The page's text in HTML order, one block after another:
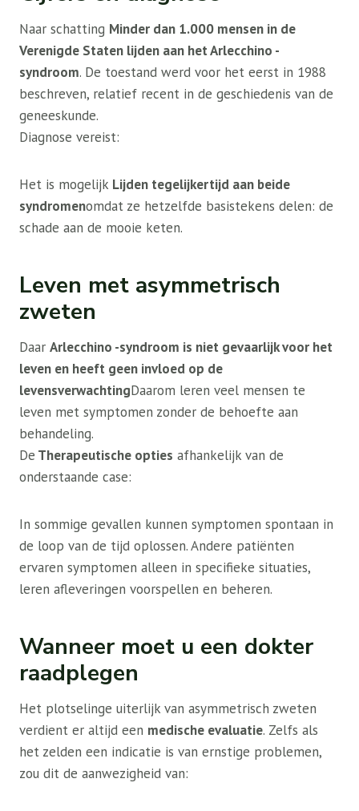
Naar schatting Minder dan 1.000 mensen in de
Verenigde Staten lijden aan het Arlecchino -
syndroom. De toestand werd voor het eerst in 1988
beschreven, relatief recent in de geschiedenis van de
geneeskunde.
Diagnose vereist:
Het is mogelijk Lijden tegelijkertijd aan beide
syndromenomdat ze hetzelfde basistekens delen: de
schade aan de mooie keten.
Leven met asymmetrisch
zweten
Daar Arlecchino -syndroom is niet gevaarlijk voor het
leven en heeft geen invloed op de
levensverwachtingDaarom leren veel mensen te
leven met symptomen zonder de behoefte aan
behandeling.
De Therapeutische opties afhankelijk van de
onderstaande case:
In sommige gevallen kunnen symptomen spontaan in
de loop van de tijd oplossen. Andere patiënten
ervaren symptomen alleen in specifieke situaties,
leren afleveringen voorspellen en beheren.
Wanneer moet u een dokter
raadplegen
Het plotselinge uiterlijk van asymmetrisch zweten
verdient er altijd een medische evaluatie. Zelfs als
het zelden een indicatie is van ernstige problemen,
zou dit de aanwezigheid van: